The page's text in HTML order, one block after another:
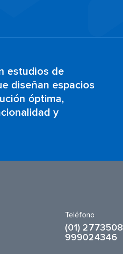
estudios de
diseñan espacios
óptima,
y
Teléfono
(01) 2773508
999024346